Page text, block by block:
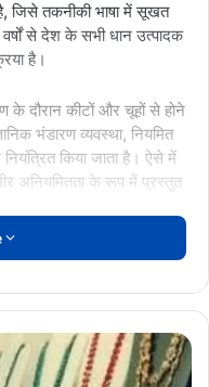
जिसे तकनीकी भाषा में सूखत
से देश के सभी धान उत्पादक
है।
के दौरान कीटों और चूहों से होने
भंडारण व्यवस्था, नियमित
किया जाता है। ऐसे में
अनियमितता के रूप में प्रस्तुत
तरह समाप्त नहीं किया जा
प्रक्रियाओं का पालन किया जा
है।